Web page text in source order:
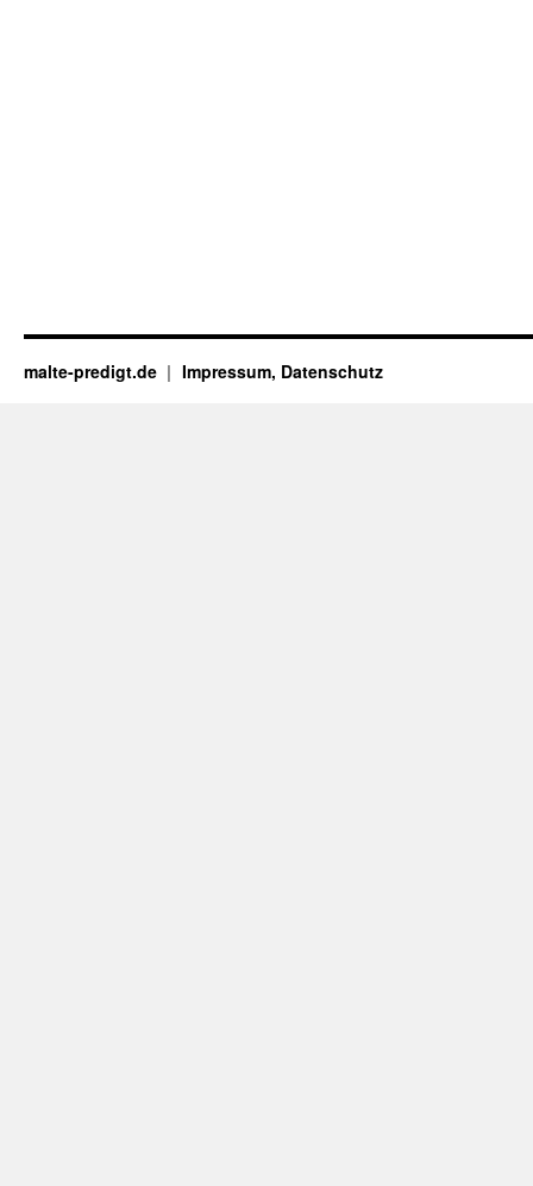
malte-predigt.de Impressum, Datenschutz